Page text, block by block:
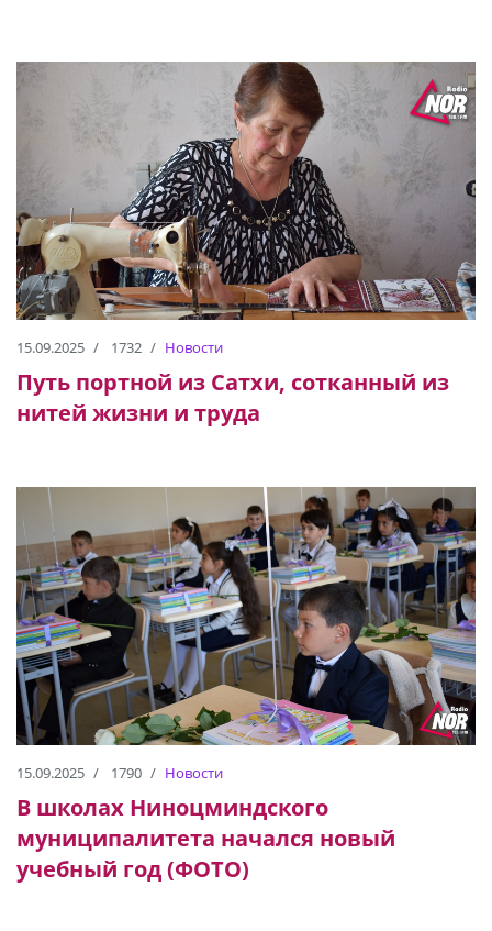
15.09.2025 1732 Новости
Путь портной из Сатхи, сотканный из
нитей жизни и труда
15.09.2025 1790 Новости
В школах Ниноцминдского
муниципалитета начался новый
учебный год (ФОТО)